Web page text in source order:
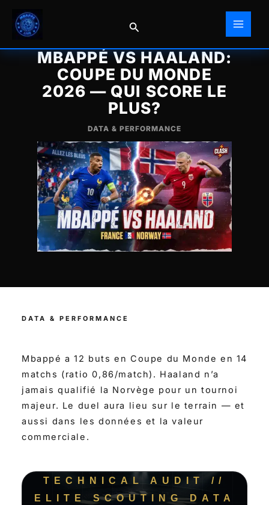
contenu
Rechercher
MBAPPÉ VS HAALAND:
COUPE DU MONDE
2026 — QUI SCORE LE
PLUS?
DATA & PERFORMANCE
DATA & PERFORMANCE
Mbappé a 12 buts en Coupe du Monde en 14
matchs (ratio 0,86/match). Haaland n’a
jamais qualifié la Norvège pour un tournoi
majeur. Le duel aura lieu sur le terrain — et
aussi dans les données et la valeur
commerciale.
TECHNICAL AUDIT //
ELITE SCOUTING DATA